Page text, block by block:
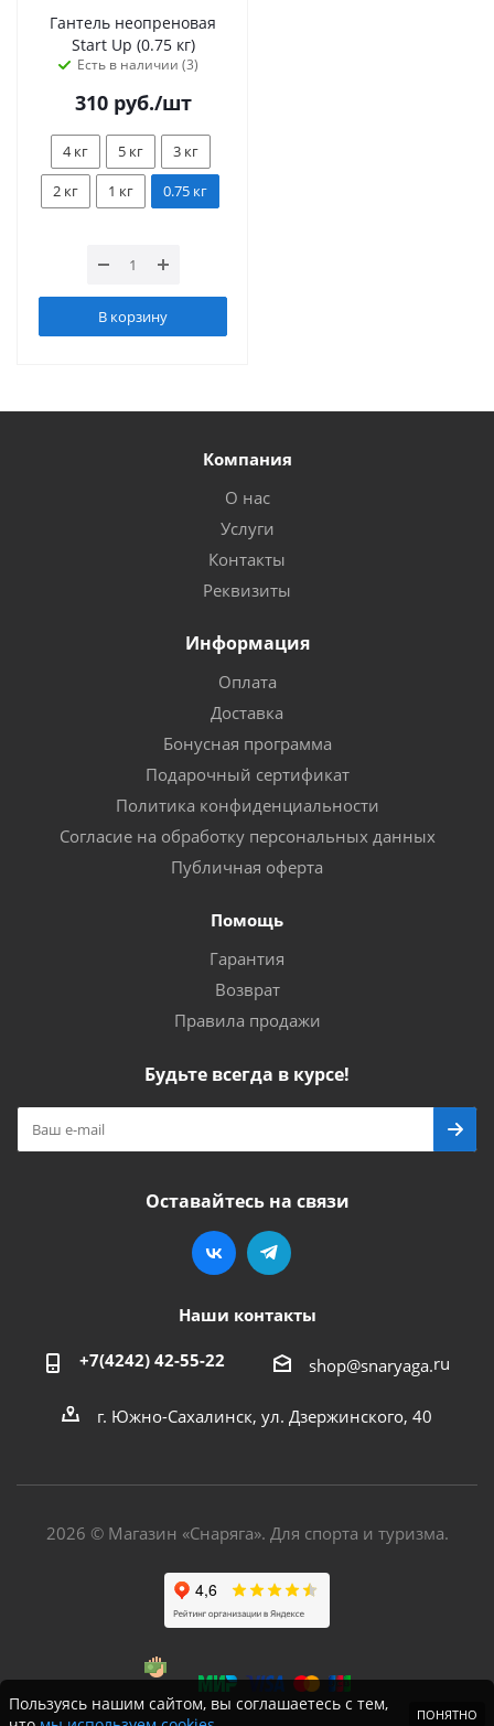
Гантель неопреновая
Start Up (0.75 кг)
Есть в наличии (3)
310руб./шт
4 кг 5 кг
3 кг
2 кг
1 кг 0.75 кг
В корзину
Компания
О нас
Услуги
Контакты
Реквизиты
Информация
Оплата
Доставка
Бонусная программа
Подарочный сертификат
Политика конфиденциальности
Согласие на обработку персональных данных
Публичная оферта
Помощь
Гарантия
Возврат
Правила продажи
Будьте всегда в курсе!
Оставайтесь на связи
Наши контакты
+7(4242) 42-55-22 shop@snaryaga.ru
г. Южно-Сахалинск, ул. Дзержинского, 40
2026 © Магазин «Снаряга». Для спорта и туризма.
Пользуясь нашим сайтом, вы соглашаетесь с тем,
ПОНЯТНО